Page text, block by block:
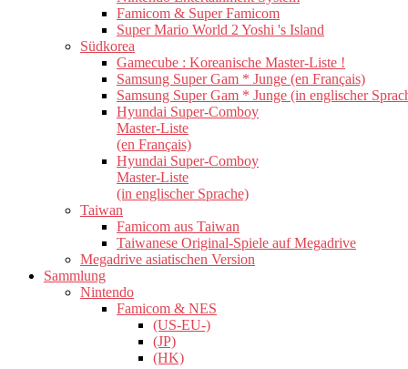
Famicom & Super Famicom
Super Mario World 2 Yoshi 's Island
Südkorea
Gamecube : Koreanische Master-Liste !
Samsung Super Gam * Junge (en Français)
Samsung Super Gam * Junge (in englischer
Hyundai Super-Comboy
Master-Liste
(en Français)
Hyundai Super-Comboy
Master-Liste
(in englischer Sprache)
Taiwan
Famicom aus Taiwan
Taiwanese Original-Spiele auf Megadrive
Megadrive asiatischen Version
Sammlung
Nintendo
Famicom & NES
(US-EU-)
(JP)
(HK)